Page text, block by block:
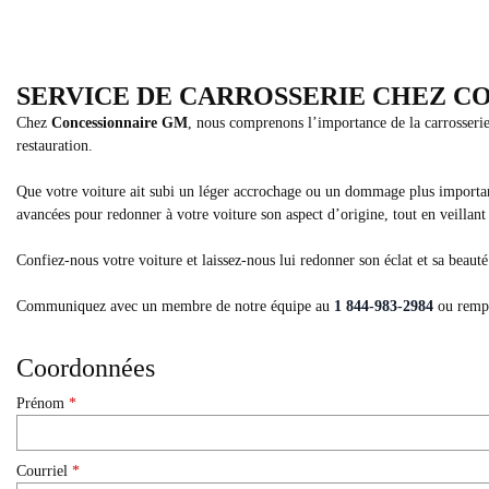
SERVICE DE CARROSSERIE CHEZ
Chez Concessionnaire GM, nous comprenons l’importance de la
restauration.
Que votre voiture ait subi un léger accrochage ou un dommage plus
avancées pour redonner à votre voiture son aspect d’origine, tout en
Confiez-nous votre voiture et laissez-nous lui redonner son éclat et sa
Communiquez avec un membre de notre équipe au 1 844-983-2984 ou
Coordonnées
Prénom *
Courriel *